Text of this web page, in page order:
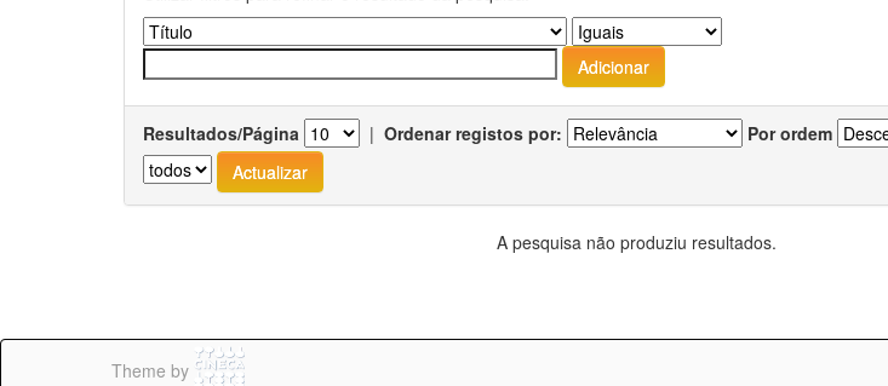
Resultados/Página | Ordenar registos por: Por ordem
A pesquisa não produziu resultados.
Theme by